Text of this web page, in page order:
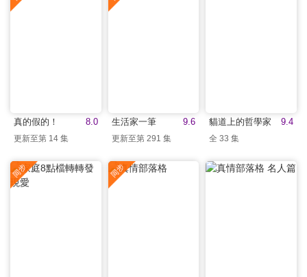
8.0
真的假的！
更新至第 14 集
9.6
生活家一筆
更新至第 291 集
9.4
貓道上的哲學家
全 33 集